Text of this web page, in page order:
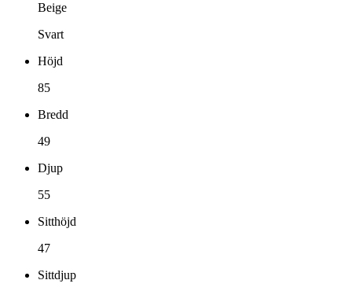
Beige
Svart
Höjd
85
Bredd
49
Djup
55
Sitthöjd
47
Sittdjup